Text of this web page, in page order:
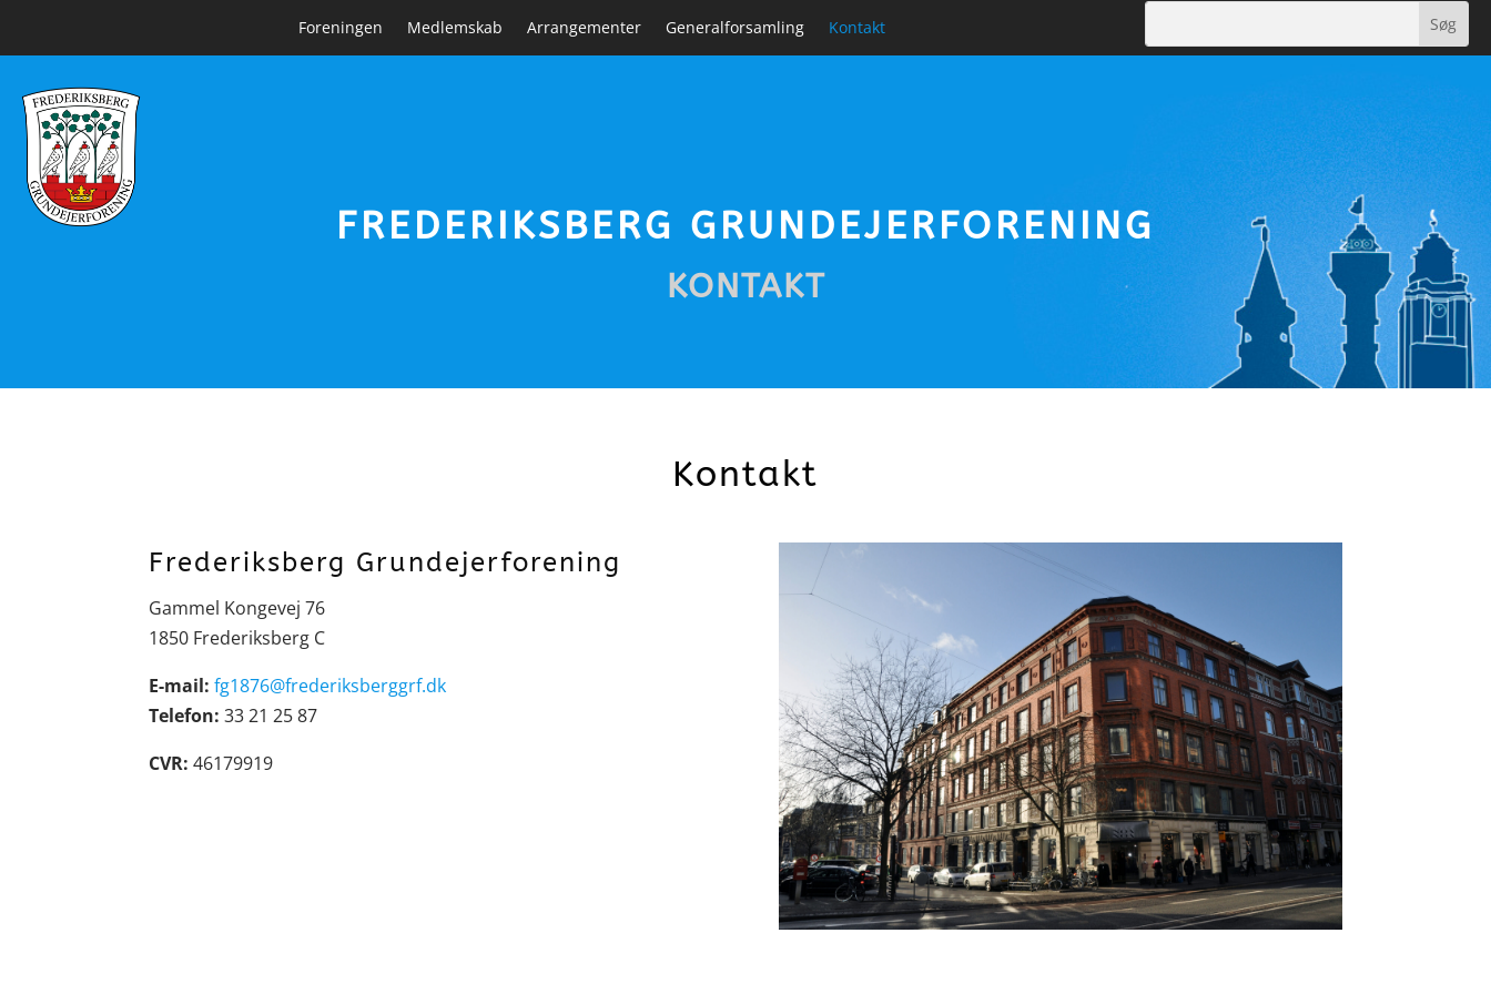
Foreningen Medlemskab Arrangementer Generalforsamling Kontakt
FREDERIKSBERG GRUNDEJERFORENING
KONTAKT
Kontakt
Frederiksberg Grundejerforening
Gammel Kongevej 76
1850 Frederiksberg C
E-mail: fg1876@frederiksberggrf.dk
Telefon: 33 21 25 87
CVR: 46179919